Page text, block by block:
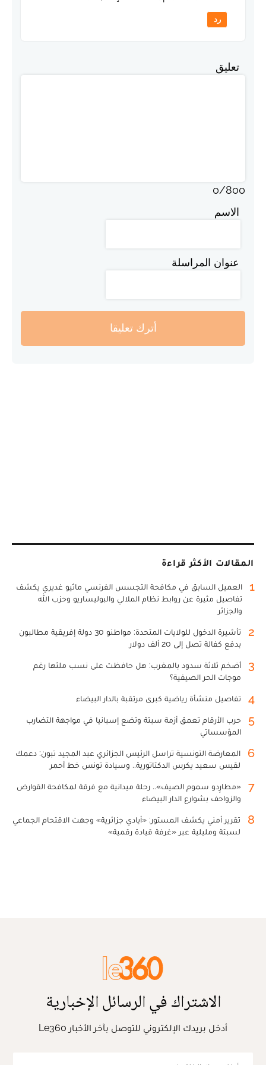
رد
تعليق
0/800
الاسم
عنوان المراسلة
أترك تعليقا
المقالات الأكثر قراءة
1
العميل السابق في مكافحة التجسس الفرنسي ماثيو غديري يكشف
تفاصيل مثيرة عن روابط نظام الملالي والبوليساريو وحزب الله
والجزائر
2
تأشيرة الدخول للولايات المتحدة: مواطنو 30 دولة إفريقية مطالبون
بدفع كفالة تصل إلى 20 ألف دولار
3
أضخم ثلاثة سدود بالمغرب: هل حافظت على نسب ملئها رغم
موجات الحر الصيفية؟
4 تفاصيل منشأة رياضية كبرى مرتقبة بالدار البيضاء
5
حرب الأرقام تعمق أزمة سبتة وتضع إسبانيا في مواجهة التضارب
المؤسساتي
6
المعارضة التونسية تراسل الرئيس الجزائري عبد المجيد تبون: دعمك
لقيس سعيد يكرس الدكتاتورية.. وسيادة تونس خط أحمر
7
«مطارِدو سموم الصيف».. رحلة ميدانية مع فرقة لمكافحة القوارض
والزواحف بشوارع الدار البيضاء
8
تقرير أمني يكشف المستور: «أيادي جزائرية» وجهت الاقتحام الجماعي
لسبتة ومليلية عبر «غرفة قيادة رقمية»
الاشتراك في الرسائل الإخبارية
أدخل بريدك الإلكتروني للتوصل بآخر الأخبار Le360